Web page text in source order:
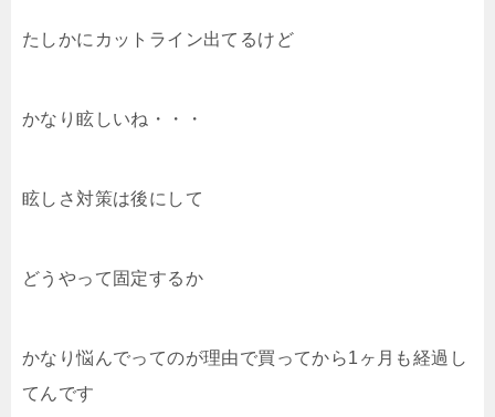
たしかにカットライン出てるけど
かなり眩しいね・・・
眩しさ対策は後にして
どうやって固定するか
かなり悩んでってのが理由で買ってから1ヶ月も経過し
てんです